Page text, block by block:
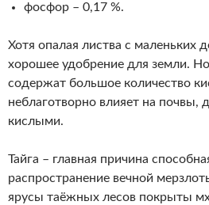
фосфор – 0,17 %.
Хотя опалая листва с маленьких
хорошее удобрение для земли.
содержат большое количество
неблаготворно влияет на почвы,
кислыми.
Тайга – главная причина
распространение вечной
ярусы таёжных лесов покрыты